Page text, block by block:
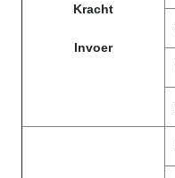
Kracht
Invoer